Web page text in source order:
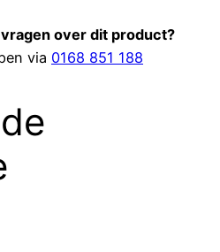
over dit product?
via 0168 851 188